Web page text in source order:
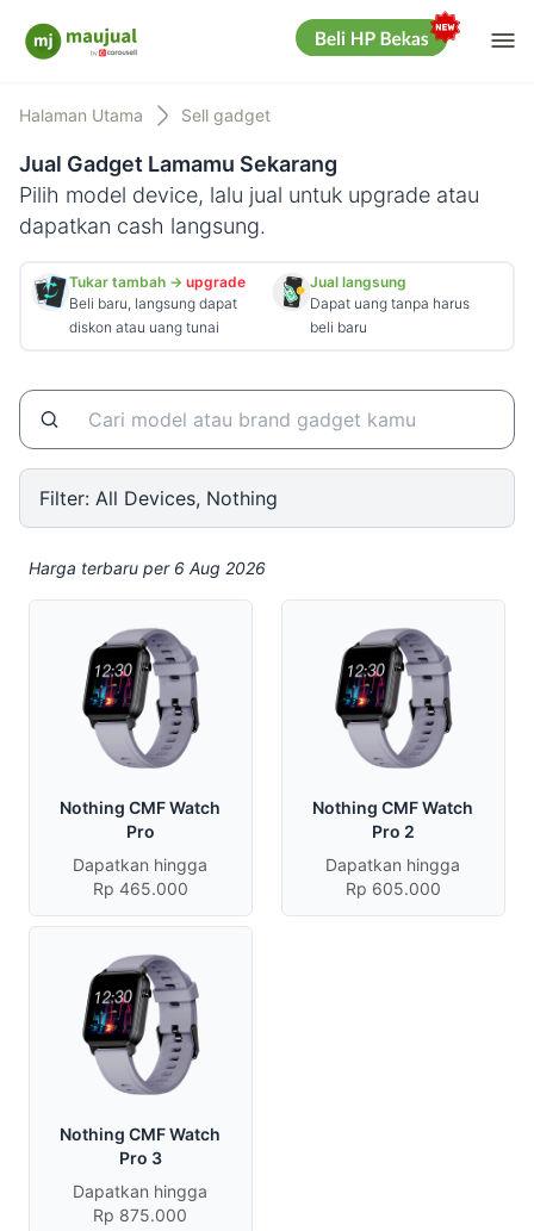
Maujual
Halaman Utama Sell gadget
Jual Gadget Lamamu Sekarang
Pilih model device, lalu jual untuk upgrade atau
dapatkan cash langsung.
Tukar tambah → upgrade
Beli baru, langsung dapat
diskon atau uang tunai
Jual langsung
Dapat uang tanpa harus
beli baru
Filter: All Devices, Nothing
Harga terbaru per 6 Aug 2026
Nothing CMF Watch
Pro
Dapatkan hingga
Rp 465.000
Nothing CMF Watch
Pro 2
Dapatkan hingga
Rp 605.000
Nothing CMF Watch
Pro 3
Dapatkan hingga
Rp 875.000